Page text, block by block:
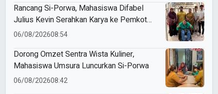
Rancang Si-Porwa, Mahasiswa Difabel
Julius Kevin Serahkan Karya ke Pemkot
Surabaya
06/08/202608:54
Dorong Omzet Sentra Wista Kuliner,
Mahasiswa Umsura Luncurkan Si-Porwa
06/08/202608:42